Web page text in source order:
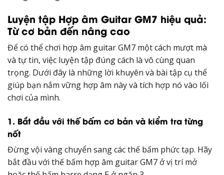
Luyện tập Hợp âm Guitar GM7 hiệu quả:
Từ cơ bản đến nâng cao
Để có thể chơi hợp âm guitar GM7 một cách mượt mà
và tự tin, việc luyện tập đúng cách là vô cùng quan
trọng. Dưới đây là những lời khuyên và bài tập cụ thể
giúp bạn nắm vững hợp âm này và tích hợp nó vào lối
chơi của mình.
1. Bắt đầu với thế bấm cơ bản và kiểm tra từng
nốt
Đừng vội vàng chuyển sang các thế bấm phức tạp. Hãy
bắt đầu với thế bấm hợp âm guitar GM7 ở vị trí mở